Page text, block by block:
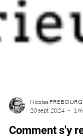
Nicolas FREBOURG